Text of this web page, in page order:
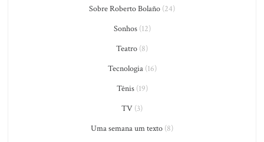
Sobre Roberto Bolaño (24)
Sonhos(12)
Teatro (8)
Tecnologia(16)
Tênis(19)
TV (3)
Uma semana um texto (8)